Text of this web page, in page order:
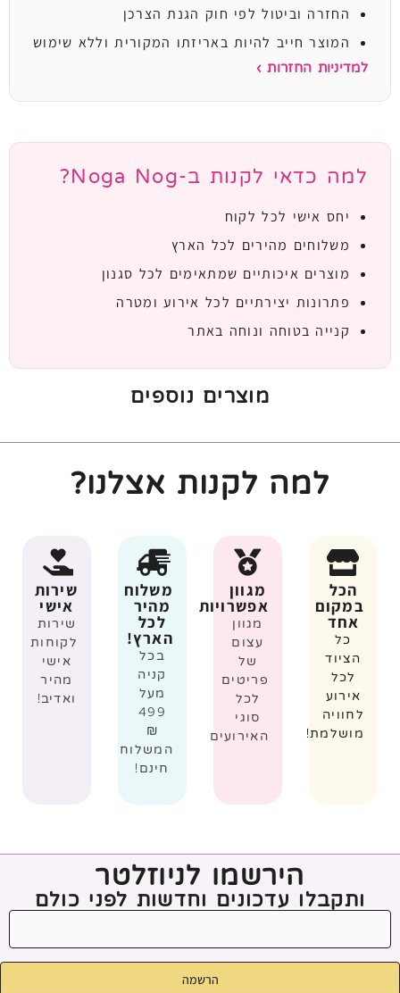
החזרה וביטול לפי חוק הגנת הצרכן
המוצר חייב להיות באריזתו המקורית וללא שימוש
למדיניות החזרות ›
למה כדאי לקנות ב-Noga Nog?
יחס אישי לכל לקוח
משלוחים מהירים לכל הארץ
מוצרים איכותיים שמתאימים לכל סגנון
פתרונות יצירתיים לכל אירוע ומטרה
קנייה בטוחה ונוחה באתר
מוצרים נוספים
למה לקנות אצלנו?
הכל
במקום
אחד
כל
הציוד
לכל
אירוע
לחוויה
מושלמת!
מגוון
אפשרויות
מגוון
עצום
של
פריטים
לכל
סוגי
האירועים
משלוח
מהיר
לכל
הארץ!
בכל
קניה
מעל
499
₪
המשלוח
חינם!
שירות
אישי
שירות
לקוחות
אישי
מהיר
ואדיב!
הירשמו לניוזלטר
ותקבלו עדכונים וחדשות לפני כולם
הרשמה